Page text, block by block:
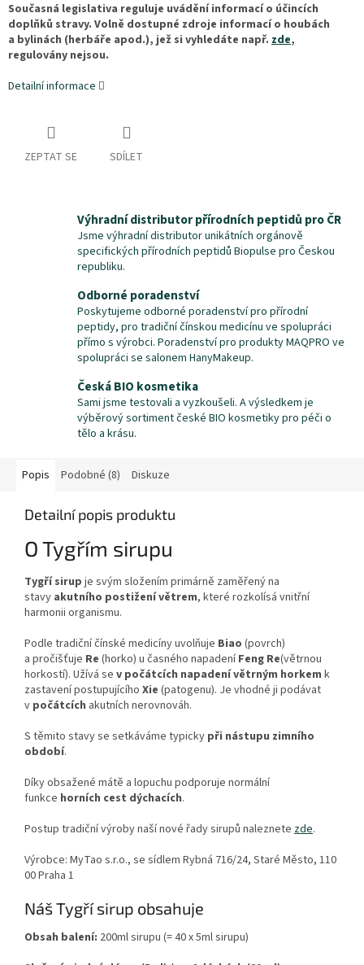
Současná legislativa reguluje uvádění informací o účincích
doplňků stravy. Volně dostupné zdroje informací o houbách
a bylinách (herbáře apod.), jež si vyhledáte např. zde,
regulovány nejsou.
Detailní informace
ZEPTAT SE SDÍLET
Výhradní distributor přírodních peptidů pro ČR
Jsme výhradní distributor unikátních orgánově
specifických přírodních peptidů Biopulse pro Českou
republiku.
Odborné poradenství
Poskytujeme odborné poradenství pro přírodní
peptidy, pro tradiční čínskou medicínu ve spolupráci
přímo s výrobci. Poradenství pro produkty MAQPRO ve
spolupráci se salonem HanyMakeup.
Česká BIO kosmetika
Sami jsme testovali a vyzkoušeli. A výsledkem je
výběrový sortiment české BIO kosmetiky pro péči o
tělo a krásu.
Popis Podobné (8) Diskuze
Detailní popis produktu
O Tygřím sirupu
Tygří sirup je svým složením primárně zaměřený na
stavy akutního postižení větrem, které rozkolísá vnitřní
harmonii organismu.
Podle tradiční čínské medicíny uvolňuje Biao (povrch)
a pročišťuje Re (horko) u časného napadeníFeng Re(větrnou
horkostí). Užívá se v počátcích napadení větrným horkem k
zastavení postupujícího Xie (patogenu). Je vhodné ji podávat
v počátcích akutních nerovnováh.
S těmito stavy se setkáváme typicky při nástupu zimního
období.
Díky obsažené mátě a lopuchu podporuje normální
funkce horních cest dýchacích.
Postup tradiční výroby naší nové řady sirupů naleznete zde.
Výrobce: MyTao s.r.o., se sídlem Rybná 716/24, Staré Město, 110
00 Praha 1
NášTygří sirup obsahuje
Obsah balení: 200ml sirupu (= 40 x 5ml sirupu)